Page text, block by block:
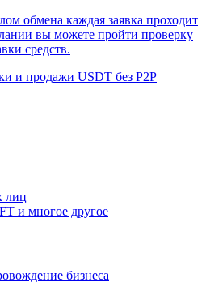
обмена каждая заявка проходит
вы можете пройти проверку
средств.
и продажи USDT без P2P
лиц
и многое другое
бизнеса